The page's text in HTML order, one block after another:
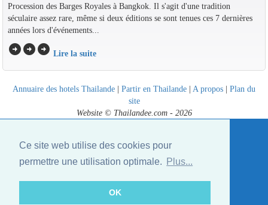
Ce site web utilise des cookies pour
permettre une utilisation optimale.
Plus...
OK
Procession des Barges Royales à Bangkok. Il s'agit d'une tradition
séculaire assez rare, même si deux éditions se sont tenues ces 7 dernières
années lors d'événements...
arrow_circle_rightarrow_circle_rightarrow_circle_right Lire la suite
Annuaire des hotels Thailande | Partir en Thailande | A propos | Plan du
site
Website © Thailandee.com - 2026